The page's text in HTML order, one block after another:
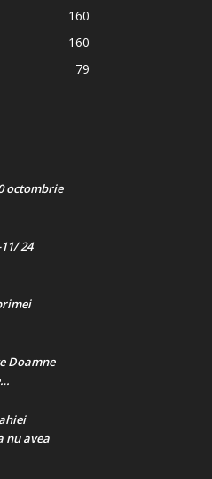
160
160
79
octombrie
24
Doamne
nu avea